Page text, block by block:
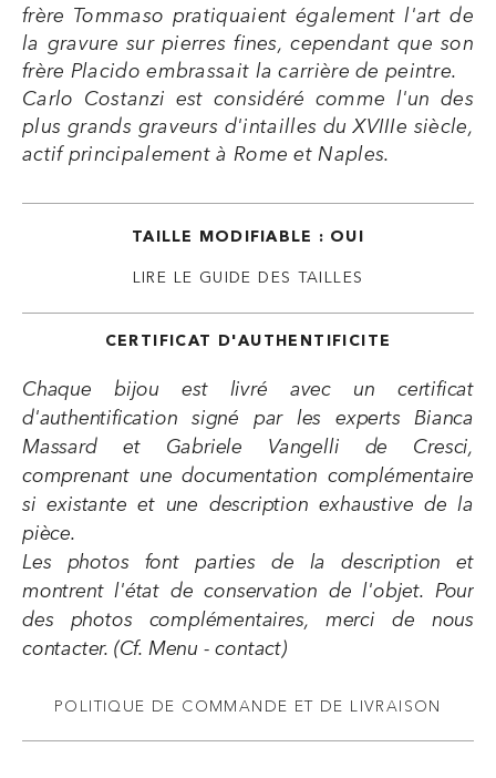
frère Tommaso pratiquaient également l'art de
la gravure sur pierres fines, cependant que son
frère Placido embrassait la carrière de peintre.
Carlo Costanzi est considéré comme l'un des
plus grands graveurs d'intailles du XVIIIe siècle,
actif principalement à Rome et Naples.
TAILLE MODIFIABLE : OUI
LIRE LE GUIDE DES TAILLES
CERTIFICAT D'AUTHENTIFICITE
Chaque bijou est livré avec un certificat
d'authentification signé par les experts Bianca
Massard et Gabriele Vangelli de Cresci,
comprenant une documentation complémentaire
si existante et une description exhaustive de la
pièce.
Les photos font parties de la description et
montrent l'état de conservation de l'objet. Pour
des photos complémentaires, merci de nous
contacter. (Cf. Menu - contact)
POLITIQUE DE COMMANDE ET DE LIVRAISON